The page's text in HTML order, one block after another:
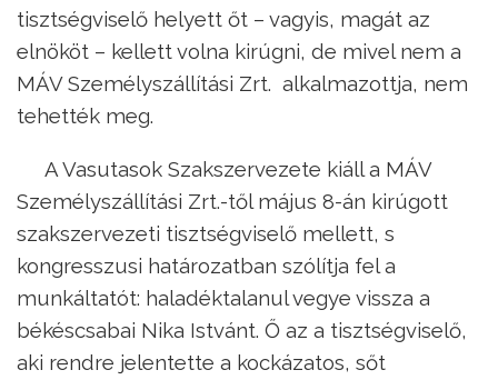
tisztségviselő helyett őt – vagyis, magát az
elnököt – kellett volna kirúgni, de mivel nem a
MÁV Személyszállítási Zrt. alkalmazottja, nem
tehették meg.
A Vasutasok Szakszervezete kiáll a MÁV
Személyszállítási Zrt.-től május 8-án kirúgott
szakszervezeti tisztségviselő mellett, s
kongresszusi határozatban szólítja fel a
munkáltatót: haladéktalanul vegye vissza a
békéscsabai Nika Istvánt. Ő az a tisztségviselő,
aki rendre jelentette a kockázatos, sőt